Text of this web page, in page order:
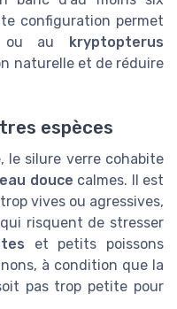
configuration permet
ou au kryptopterus
naturelle et de réduire
espèces
le silure verre cohabite
douce calmes. Il est
vives ou agressives,
risquent de stresser
et petits poissons
à condition que la
pas trop petite pour